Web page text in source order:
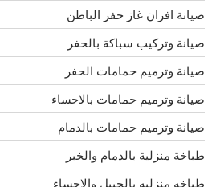
صيانة افران غاز حفر الباطن
صيانة وتركيب سباكة بالحفر
صيانة وترميم حمامات الحفر
صيانة وترميم حمامات بالاحساء
صيانة وترميم حمامات بالدمام
طباخة منزلية بالدمام والخبر
طباخه منزليه بالجبيل والاحساء